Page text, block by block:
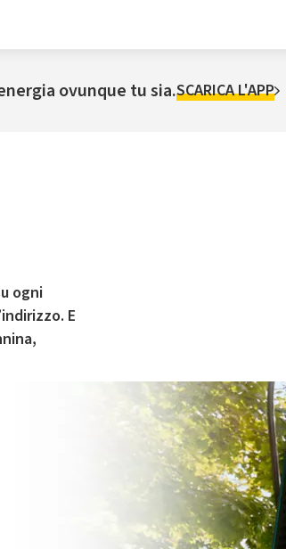
ovunque tu sia.SCARICA L'APP
ogni
E
è gestito da Plenitude On The Road